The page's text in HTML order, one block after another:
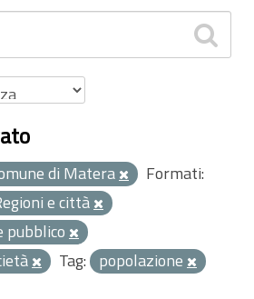
di Matera
Formati:
e città
pubblico
Tag: popolazione